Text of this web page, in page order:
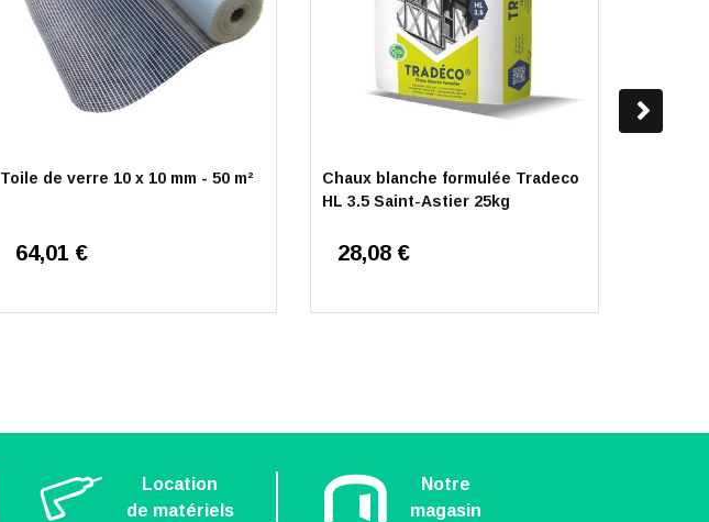
Toile de verre 10 x 10 mm - 50 m²
64,01 €
Chaux blanche formulée Tradeco
HL 3.5 Saint-Astier 25kg
28,08 €
Location
de matériels
Notre
magasin